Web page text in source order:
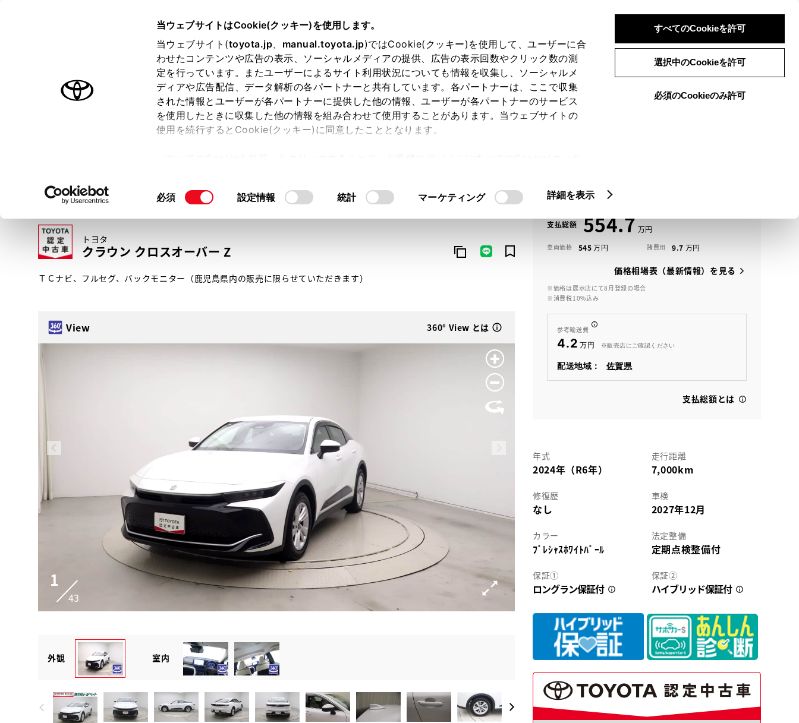
当ウェブサイトはCookie(クッキー)を使用します。
当ウェブサイト(toyota.jp、 manual.toyota.jp)ではCookie(クッキー)を使用して、ユーザーに合
わせたコンテンツや広告の表示、ソーシャルメディアの提供、広告の表示回数やクリック数の測
定を行っています。またユーザーによるサイト利用状況についても情報を収集し、ソーシャルメ
ディアや広告配信、データ解析の各パートナーと共有しています。各パートナーは、ここで収集
された情報とユーザーが各パートナーに提供した他の情報、ユーザーが各パートナーのサービス
を使用したときに収集した他の情報を組み合わせて使用することがあります。当ウェブサイトの
使用を続行するとCookie(クッキー)に同意したこととなります。
て」をご覧ください。
同
択
必須 設定情報 統計 マーケティング 詳細を表示
すべてのCookieを許可
選択中のCookieを許可
必須のCookieのみ許可
ログイン 検索 メニュー
オーナーサポート トピックス
トヨタ認定中古車 メニュー
トヨタ認定中古車の魅力 3つの買い方 オンライン購入お気に入り 保存した見積り
トヨタ
クラウン クロスオーバー Z
ＴＣナビ、フルセグ、バックモニター（鹿児島県内の販売に限らせていただきます）
View 360° View とは
1
43
View
2
43
外観 室内
支払総額 554.7
車両価格 545 諸費用 9.7
価格相場表（最新情報）を見る
※価格は展示店にて8月登録の場合
※消費税10%込み
参考輸送費
4.2 ※販売店にご確認ください
配送地域： 佐賀県
支払総額とは
年式
2024年（R6年）
走行距離
7,000km
修復歴
なし
車検
2027年12月
カラー
ﾌﾟﾚｼｬｽﾎﾜｲﾄﾊﾟｰﾙ
法定整備
定期点検整備付
保証①
ロングラン保証付
保証②
ハイブリッド保証付